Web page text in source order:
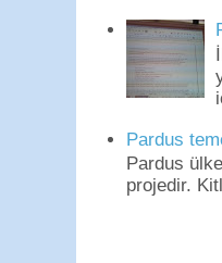
Pardus
Pardus
projedir.